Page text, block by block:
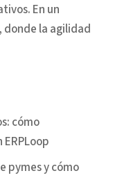
En un
donde la agilidad
cómo
pymes y cómo